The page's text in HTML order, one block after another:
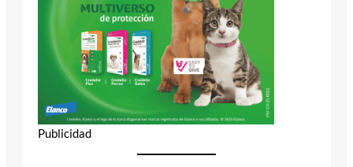
Publicidad